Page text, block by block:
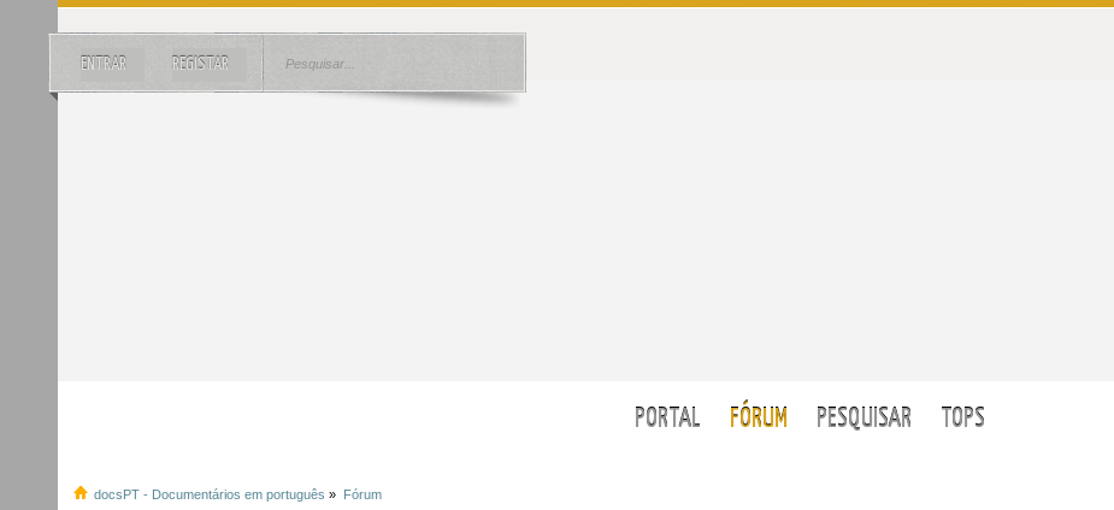
ENTRAR REGISTAR
PORTAL FÓRUM PESQUISAR TOPS
docsPT - Documentários em português » Fórum